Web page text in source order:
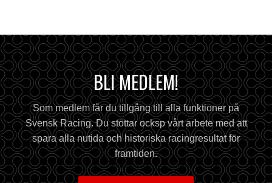
BLI MEDLEM!
Som medlem får du tillgång till alla funktioner på
Svensk Racing. Du stöttar ocksp vårt arbete med att
spara alla nutida och historiska racingresultat för
framtiden.